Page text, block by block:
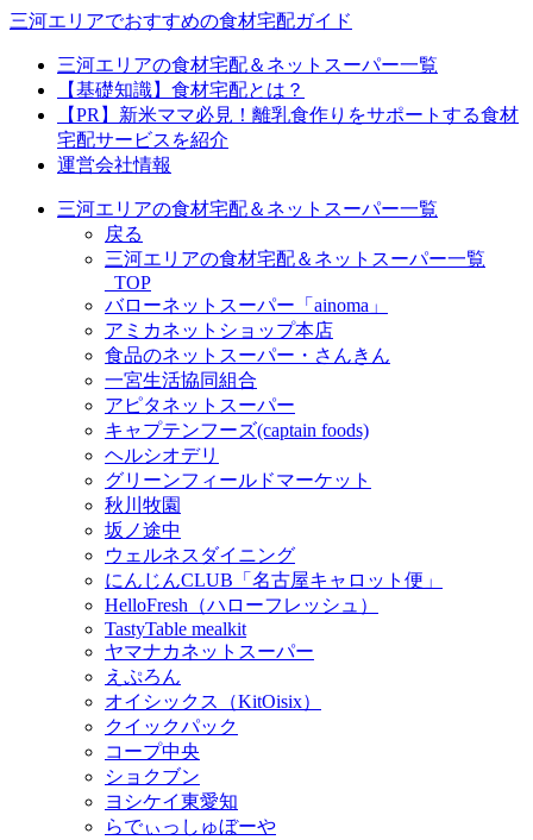
三河エリアでおすすめの食材宅配ガイド
三河エリアの食材宅配＆ネットスーパー一覧
【基礎知識】食材宅配とは？
【PR】新米ママ必見！離乳食作りをサポートする食材
宅配サービスを紹介
運営会社情報
三河エリアの食材宅配＆ネットスーパー一覧
戻る
三河エリアの食材宅配＆ネットスーパー一覧
_TOP
バローネットスーパー「ainoma」
アミカネットショップ本店
食品のネットスーパー・さんきん
一宮生活協同組合
アピタネットスーパー
キャプテンフーズ(captain foods)
ヘルシオデリ
グリーンフィールドマーケット
秋川牧園
坂ノ途中
ウェルネスダイニング
にんじんCLUB「名古屋キャロット便」
HelloFresh（ハローフレッシュ）
TastyTable mealkit
ヤマナカネットスーパー
えぷろん
オイシックス（KitOisix）
クイックパック
コープ中央
ショクブン
ヨシケイ東愛知
らでぃっしゅぼーや